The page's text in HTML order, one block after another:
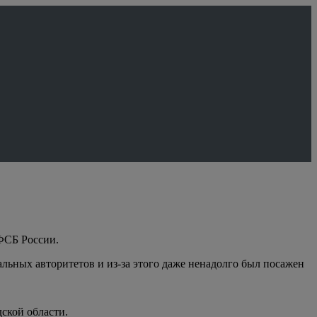
России.
авторитетов и из-за этого даже ненадолго был посажен
области.